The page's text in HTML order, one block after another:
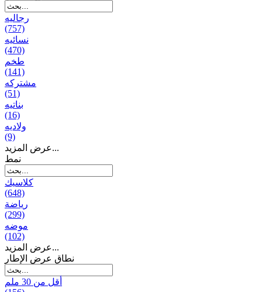
رجالیه
(757)
نسائیه
(470)
طخم
(141)
مشتركه
(51)
بناتیه
(16)
ولادیه
(9)
عرض المزيد...
نمط
كلاسيك
(648)
رياضة
(299)
موضه
(102)
عرض المزيد...
نطاق عرض الإطار
أقل من 30 ملم